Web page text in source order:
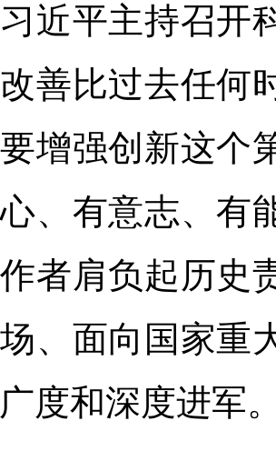
平主持召开科
善比过去任何
增强创新这个
、有意志、有
者肩负起历史
、面向国家重
度和深度进军